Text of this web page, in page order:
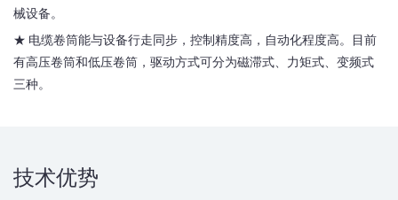
械设备。
★ 电缆卷筒能与设备行走同步，控制精度高，自动化程度高。目前
有高压卷筒和低压卷筒，驱动方式可分为磁滞式、力矩式、变频式
三种。
技术优势